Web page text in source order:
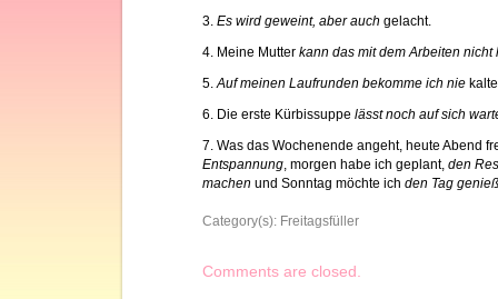
3. Es wird geweint, aber auch gelacht.
4. Meine Mutter kann das mit dem Arbeiten nicht
5.Auf meinen Laufrunden bekomme ich nie
6. Die erste Kürbissuppe lässt noch auf sich
7. Was das Wochenende angeht, heute Abend
Entspannung , morgen habe ich geplant, den
machen und Sonntag möchte ich den Tag
Category(s): Freitagsfüller
Comments are closed.